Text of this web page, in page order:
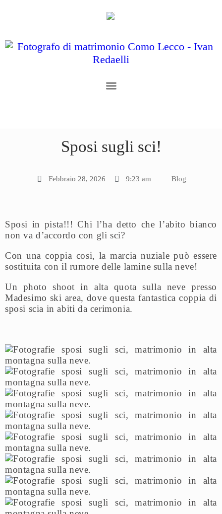
Sposi sugli sci!
Febbraio 28, 2026 9:23 am Blog
Sposi in pista!!! Chi l’ha detto che l’abito bianco
non va d’accordo con gli sci?
Con una coppia cosi, la marcia nuziale può essere
sostituita con il rumore delle lamine sulla neve!
Un photo shoot in alta quota sulla neve presso
Madesimo ski area, dove questa fantastica coppia di
sposi scia in abiti da cerimonia.